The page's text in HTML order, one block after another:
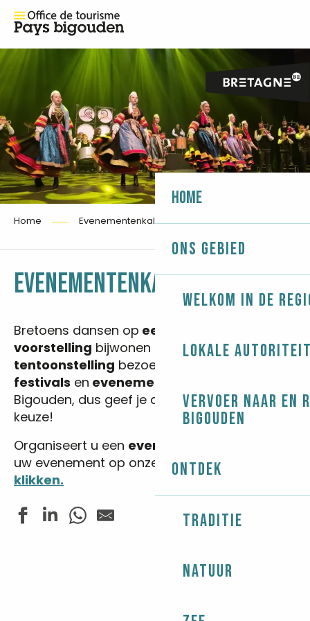
Home
Ons gebied
Welkom in de
Lokale
Vervoer naar en
Bigouden
Ontdek
Traditie
Natuur
Home Evenementenkalender
EVENEMENTENKALENDERAjouter
Bretoens dansen op een fest-noz
voorstelling bijwonen of een
tentoonstelling bezoeken… Er zijn tal van
festivals en evenementen
Bigouden, dus geef je data op en maak je
keuze!
Organiseert u een evenement
uw evenement op onze websitedoor hier te
klikken.
Les Estivales de Tunvezh - Musique classique